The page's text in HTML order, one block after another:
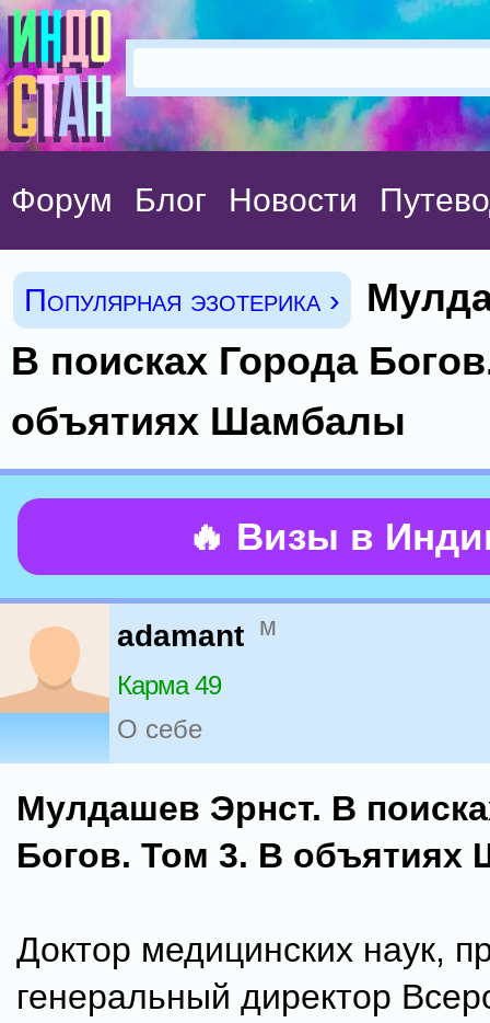
Форум Блог Новости
Популярная эзотерика ›
В поисках Города
объятиях Шамбалы
🔥 Визы в
adamant м
Карма 49
О себе
Мулдашев Эрнст. В
Богов. Том 3. В
Доктор медицинских наук,
генеральный директор